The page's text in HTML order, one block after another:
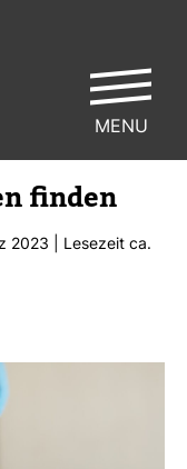
finden
2023 | Lese­zeit ca.
MENU